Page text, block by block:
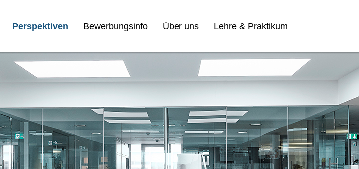
Perspektiven Bewerbungsinfo Über uns Lehre & Praktikum